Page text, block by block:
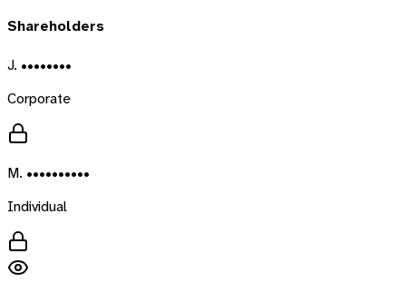
Shareholders
J. ••••••••
Corporate
M. ••••••••••
Individual